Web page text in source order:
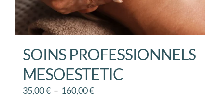
produit
SOINS PROFESSIONNELS
MESOESTETIC
35,00€ – 160,00€Plage